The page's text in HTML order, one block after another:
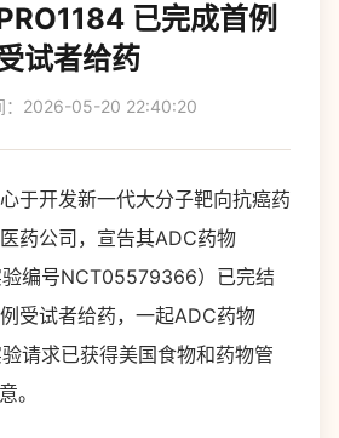
已完成首例
试者给药
：2026-05-20 22:40:20
于开发新一代大分子靶向抗癌药
药公司，宣告其ADC药物
验编号NCT05579366）已完结
受试者给药，一起ADC药物
请求已获得美国食物和药物管
。